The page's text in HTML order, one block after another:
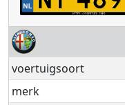
voertuigsoort
merk